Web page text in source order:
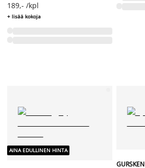
189,- /kpl
+ lisää kokoja
AINA EDULLINEN HINTA
GURSKEN